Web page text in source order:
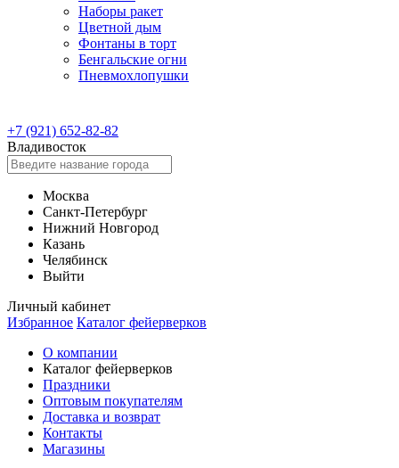
Наборы ракет
Цветной дым
Фонтаны в торт
Бенгальские огни
Пневмохлопушки
+7 (921) 652-82-82
Владивосток
Москва
Санкт-Петербург
Нижний Новгород
Казань
Челябинск
Выйти
Личный кабинет
Избранное Каталог фейерверков
О компании
Каталог фейерверков
Праздники
Оптовым покупателям
Доставка и возврат
Контакты
Магазины